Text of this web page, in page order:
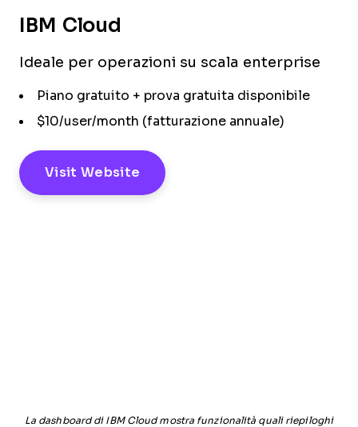
IBM Cloud
Ideale per operazioni su scala enterprise
Piano gratuito + prova gratuita disponibile
$10/user/month (fatturazione annuale)
Visit Website
La dashboard di IBM Cloud mostra funzionalità quali riepiloghi